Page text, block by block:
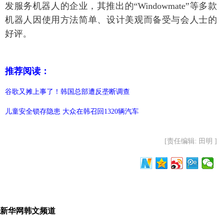
发服务机器人的企业，其推出的“Windowmate”等多款
机器人因使用方法简单、设计美观而备受与会人士的
好评。
推荐阅读：
谷歌又摊上事了！韩国总部遭反垄断调查
儿童安全锁存隐患 大众在韩召回1320辆汽车
[责任编辑: 田明 ]
新华网韩文频道